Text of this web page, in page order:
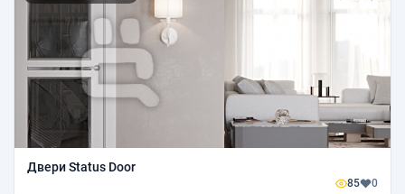
Двери Status Door
85 0